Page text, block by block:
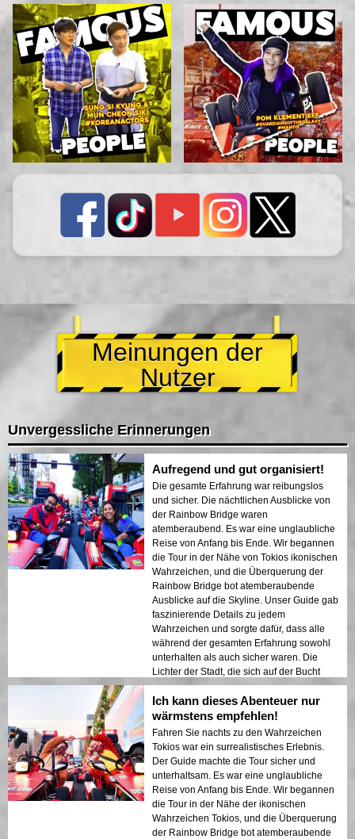
Meinungen der
Nutzer
Unvergessliche Erinnerungen
Aufregend und gut organisiert!
Die gesamte Erfahrung war reibungslos
und sicher. Die nächtlichen Ausblicke von
der Rainbow Bridge waren
atemberaubend. Es war eine unglaubliche
Reise von Anfang bis Ende. Wir begannen
die Tour in der Nähe von Tokios ikonischen
Wahrzeichen, und die Überquerung der
Rainbow Bridge bot atemberaubende
Ausblicke auf die Skyline. Unser Guide gab
faszinierende Details zu jedem
Wahrzeichen und sorgte dafür, dass alle
während der gesamten Erfahrung sowohl
unterhalten als auch sicher waren. Die
Lichter der Stadt, die sich auf der Bucht
spiegelten, schufen eine traumhafte
Atmosphäre, die einen bleibenden
Eindruck hinterließ. Diese Tour ist ideal für
Erstbesucher, die eine Mischung aus
Abenteuer und Sightseeing suchen. Der
Kontrast zwischen Tokios modernen
Strukturen und historischen Bereichen
wurde in den Nachtlichtern wunderschön
präsentiert. Ich kann diese Tour jedem nur
wärmstens empfehlen!
Ich kann dieses Abenteuer nur
wärmstens empfehlen!
Fahren Sie nachts zu den Wahrzeichen
Tokios war ein surrealistisches Erlebnis.
Der Guide machte die Tour sicher und
unterhaltsam. Es war eine unglaubliche
Reise von Anfang bis Ende. Wir begannen
die Tour in der Nähe der ikonischen
Wahrzeichen Tokios, und die Überquerung
der Rainbow Bridge bot atemberaubende